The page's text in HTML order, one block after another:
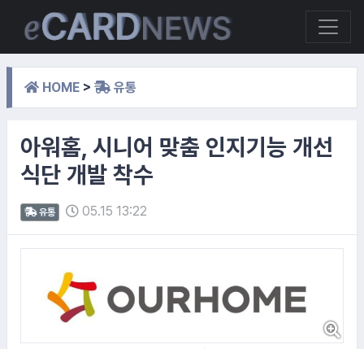
HOME > 유통
아워홈, 시니어 맞춤 인지기능 개선
식단 개발 착수
유통 05.15 13:22